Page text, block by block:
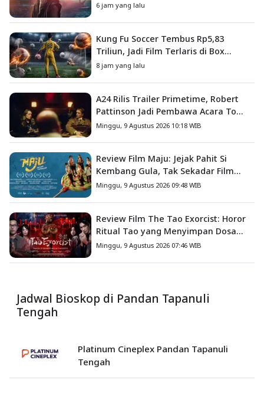
6 jam yang lalu
Kung Fu Soccer Tembus Rp5,83
Triliun, Jadi Film Terlaris di Box
Office China
8 jam yang lalu
A24 Rilis Trailer Primetime, Robert
Pattinson Jadi Pembawa Acara To
Catch a Predator
Minggu, 9 Agustus 2026 10:18 WIB
Review Film Maju: Jejak Pahit Si
Kembang Gula, Tak Sekadar Film
Petualangan Anak
Minggu, 9 Agustus 2026 09:48 WIB
Review Film The Tao Exorcist: Horor
Ritual Tao yang Menyimpan Dosa
Masa Lalu
Minggu, 9 Agustus 2026 07:46 WIB
Jadwal Bioskop di Pandan Tapanuli
Tengah
Platinum Cineplex Pandan Tapanuli
Tengah